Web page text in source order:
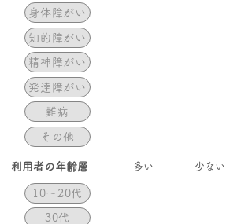
身体障がい
知的障がい
精神障がい
発達障がい
難病
その他
​利用者の年齢層
10〜20代
30代
​多い 少ない